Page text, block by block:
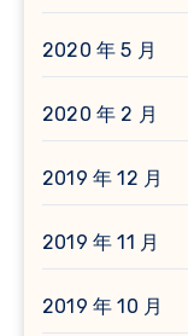
2020 年 5 月
2020 年 2 月
2019 年 12 月
2019 年 11 月
2019 年 10 月